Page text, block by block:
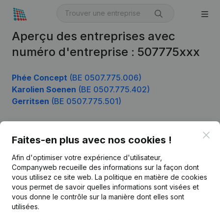
Aperçu des entreprises avec
numéro d'entreprise : 507775xxx
Phée Concept (BE 0507.775.006)
Karolien Soenen (BE 0507.775.402)
Gerritsen (BE 0507.775.501)
Faites-en plus avec nos cookies !
Afin d'optimiser votre expérience d'utilisateur,
Companyweb recueille des informations sur la façon dont
vous utilisez ce site web. La politique en matière de cookies
vous permet de savoir quelles informations sont visées et
vous donne le contrôle sur la manière dont elles sont
utilisées.
Français
Kantorenpark Everest
Produit
Informations d’entreprise
Monitoring
Recherche internationale